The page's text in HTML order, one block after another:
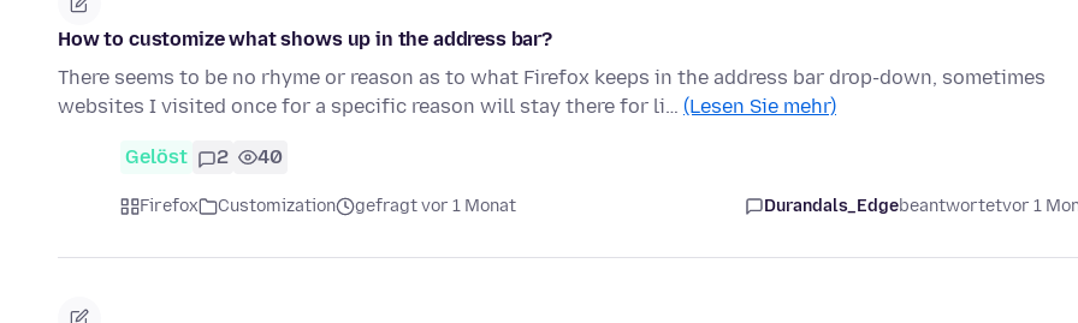
How to customize what shows up in the address bar?
There seems to be no rhyme or reason as to what Firefox keeps in the address bar drop-down, sometimes
websites I visited once for a specific reason will stay there for li… (Lesen Sie mehr)
Gelöst 2 40
Firefox Customization gefragt vor 1 Monat Durandals_Edgebeantwortetvor 1